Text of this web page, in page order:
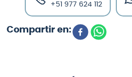
+51 977 624 112